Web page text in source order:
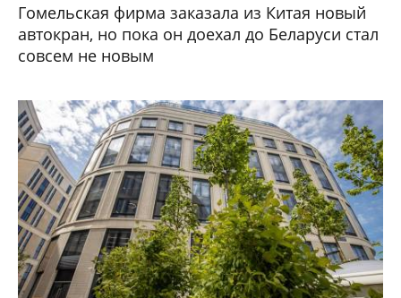
Гомельская фирма заказала из Китая новый
автокран, но пока он доехал до Беларуси стал
совсем не новым